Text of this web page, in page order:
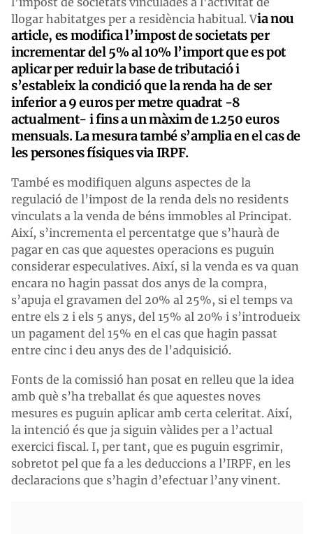
llogar habitatges per a residència habitual. Via nou
article, es modifica l’impost de societats per
incrementar del 5% al 10% l’import que es pot
aplicar per reduir la base de tributació i
s’estableix la condició que la renda ha de ser
inferior a 9 euros per metre quadrat -8
actualment- i fins a un màxim de 1.250 euros
mensuals. La mesura també s’amplia en el cas de
les persones físiques via IRPF.
També es modifiquen alguns aspectes de la
regulació de l’impost de la renda dels no residents
vinculats a la venda de béns immobles al Principat.
Així, s’incrementa el percentatge que s’haurà de
pagar en cas que aquestes operacions es puguin
considerar especulatives. Així, si la venda es va quan
encara no hagin passat dos anys de la compra,
s’apuja el gravamen del 20% al 25%, si el temps va
entre els 2 i els 5 anys, del 15% al 20% i s’introdueix
un pagament del 15% en el cas que hagin passat
entre cinc i deu anys des de l’adquisició.
Fonts de la comissió han posat en relleu que la idea
amb què s’ha treballat és que aquestes noves
mesures es puguin aplicar amb certa celeritat. Així,
la intenció és que ja siguin vàlides per a l’actual
exercici fiscal. I, per tant, que es puguin esgrimir,
sobretot pel que fa a les deduccions a l’IRPF, en les
declaracions que s’hagin d’efectuar l’any vinent.